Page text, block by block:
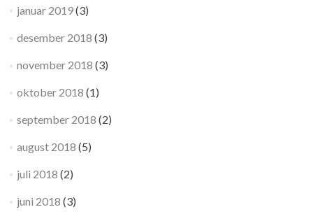
januar 2019(3)
desember 2018 (3)
november 2018 (3)
oktober 2018 (1)
september 2018 (2)
august 2018 (5)
juli 2018 (2)
juni 2018 (3)